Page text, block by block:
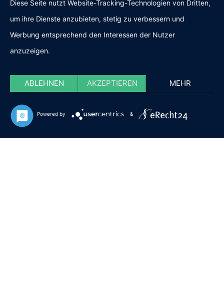
Diese Seite nutzt Website-Tracking-Technologien von Dritten,
um ihre Dienste anzubieten, stetig zu verbessern und
Werbung entsprechend den Interessen der Nutzer
anzuzeigen.
ABLEHNEN AKZEPTIEREN MEHR
Powered by &